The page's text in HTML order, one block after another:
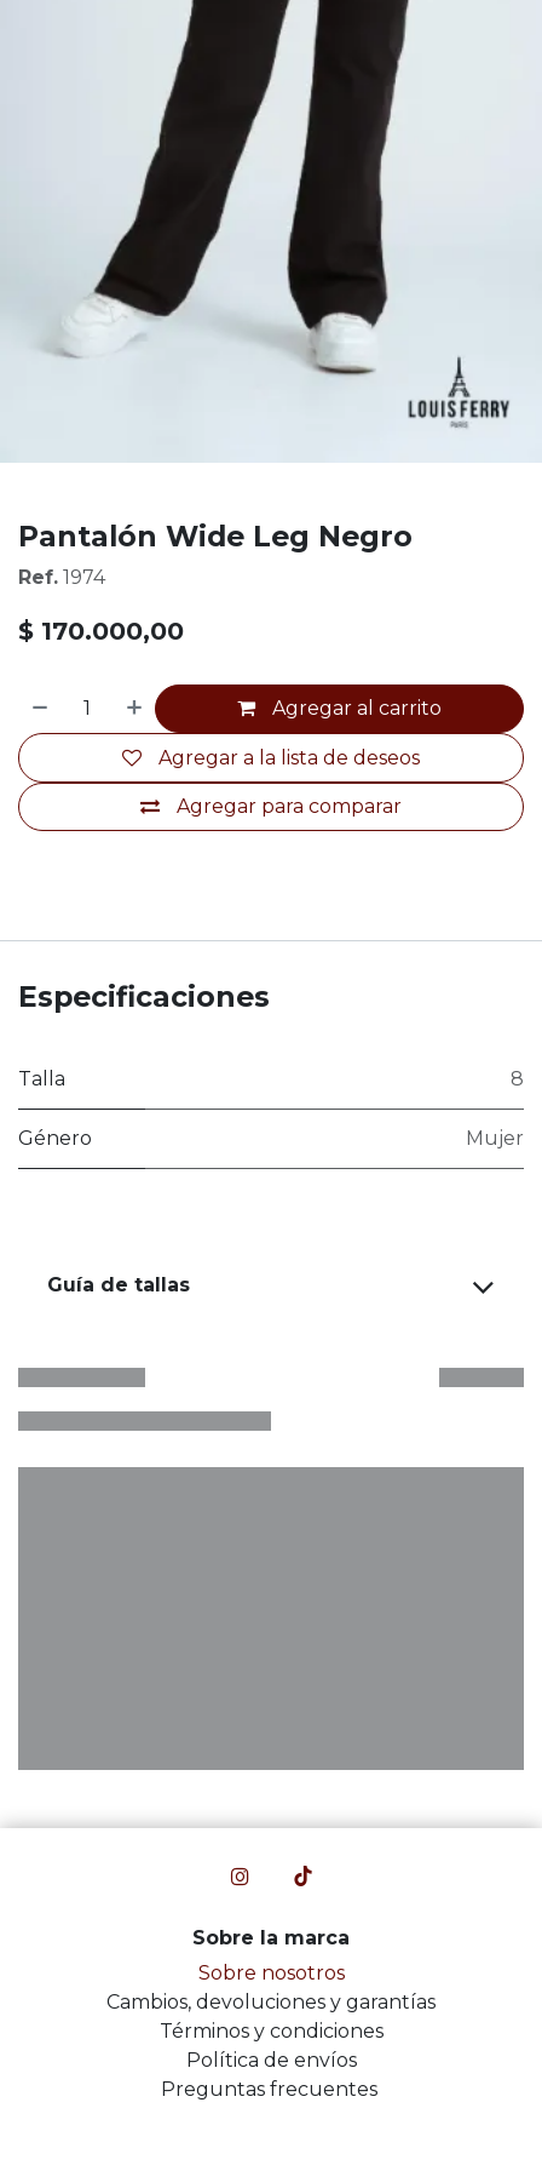
Pantalón Wide Leg Negro
Ref. 1974
$ 170.000,00
Agregar al carrito
Agregar para comparar
Agregar a la lista de deseos
Especificaciones
Talla 8
Género Mujer
Guía de tallas
Sobre la marca
Sobre nosotros
Cambios, devoluciones y garantías
Términos y condiciones
Política de envíos
Preguntas frecuentes